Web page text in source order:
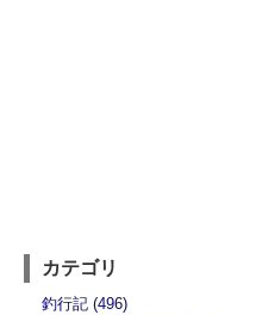
カテゴリ
釣行記 (496)